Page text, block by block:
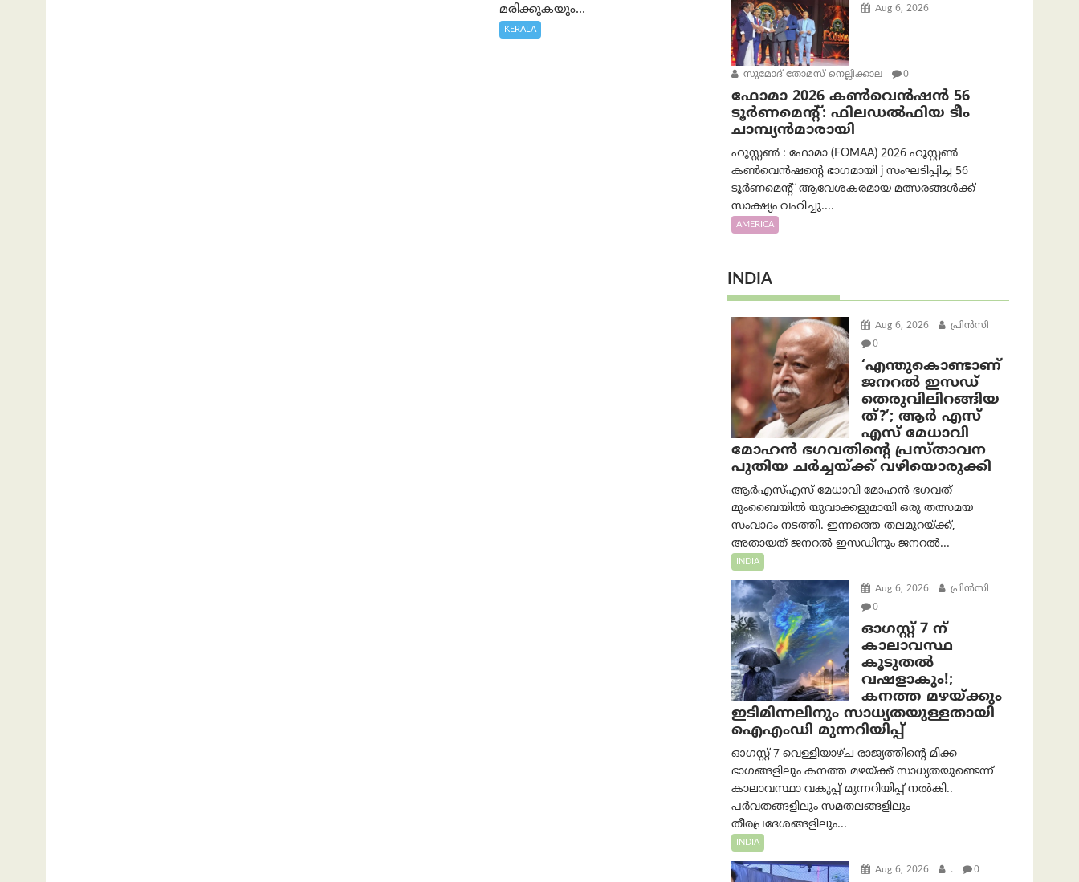
മരിക്കുകയും...
KERALA
Aug 6, 2026
സുമോദ് തോമസ് നെല്ലിക്കാല 0
ഫോമാ 2026 കൺവെൻഷൻ 56
ടൂർണമെന്റ്: ഫിലഡൽഫിയ ടീം
ചാമ്പ്യൻമാരായി
ഹൂസ്റ്റൺ : ഫോമാ (FOMAA) 2026 ഹൂസ്റ്റൺ
കൺവെൻഷന്റെ ഭാഗമായി j സംഘടിപ്പിച്ച 56
ടൂർണമെന്റ് ആവേശകരമായ മത്സരങ്ങൾക്ക്
സാക്ഷ്യം വഹിച്ചു....
AMERICA
INDIA
Aug 6, 2026
പ്രിന്‍സി
0
‘എന്തുകൊണ്ടാണ്
ജനറൽ ഇസഡ്
തെരുവിലിറങ്ങിയ
ത്?’; ആര്‍ എസ്
എസ് മേധാവി
മോഹൻ ഭഗവതിന്റെ പ്രസ്താവന
പുതിയ ചര്‍ച്ചയ്ക്ക് വഴിയൊരുക്കി
ആർ‌എസ്‌എസ് മേധാവി മോഹൻ ഭഗവത്
മുംബൈയിൽ യുവാക്കളുമായി ഒരു തത്സമയ
സംവാദം നടത്തി. ഇന്നത്തെ തലമുറയ്ക്ക്,
അതായത് ജനറൽ ഇസഡിനും ജനറൽ...
INDIA
Aug 6, 2026
പ്രിന്‍സി
0
ഓഗസ്റ്റ് 7 ന്
കാലാവസ്ഥ
കൂടുതൽ
വഷളാകും!;
കനത്ത മഴയ്ക്കും
ഇടിമിന്നലിനും സാധ്യതയുള്ളതായി
ഐഎംഡി മുന്നറിയിപ്പ്
ഓഗസ്റ്റ് 7 വെള്ളിയാഴ്ച രാജ്യത്തിന്റെ മിക്ക
ഭാഗങ്ങളിലും കനത്ത മഴയ്ക്ക് സാധ്യതയുണ്ടെന്ന്
കാലാവസ്ഥാ വകുപ്പ് മുന്നറിയിപ്പ് നൽകി..
പർവതങ്ങളിലും സമതലങ്ങളിലും
തീരപ്രദേശങ്ങളിലും...
INDIA
Aug 6, 2026 . 0